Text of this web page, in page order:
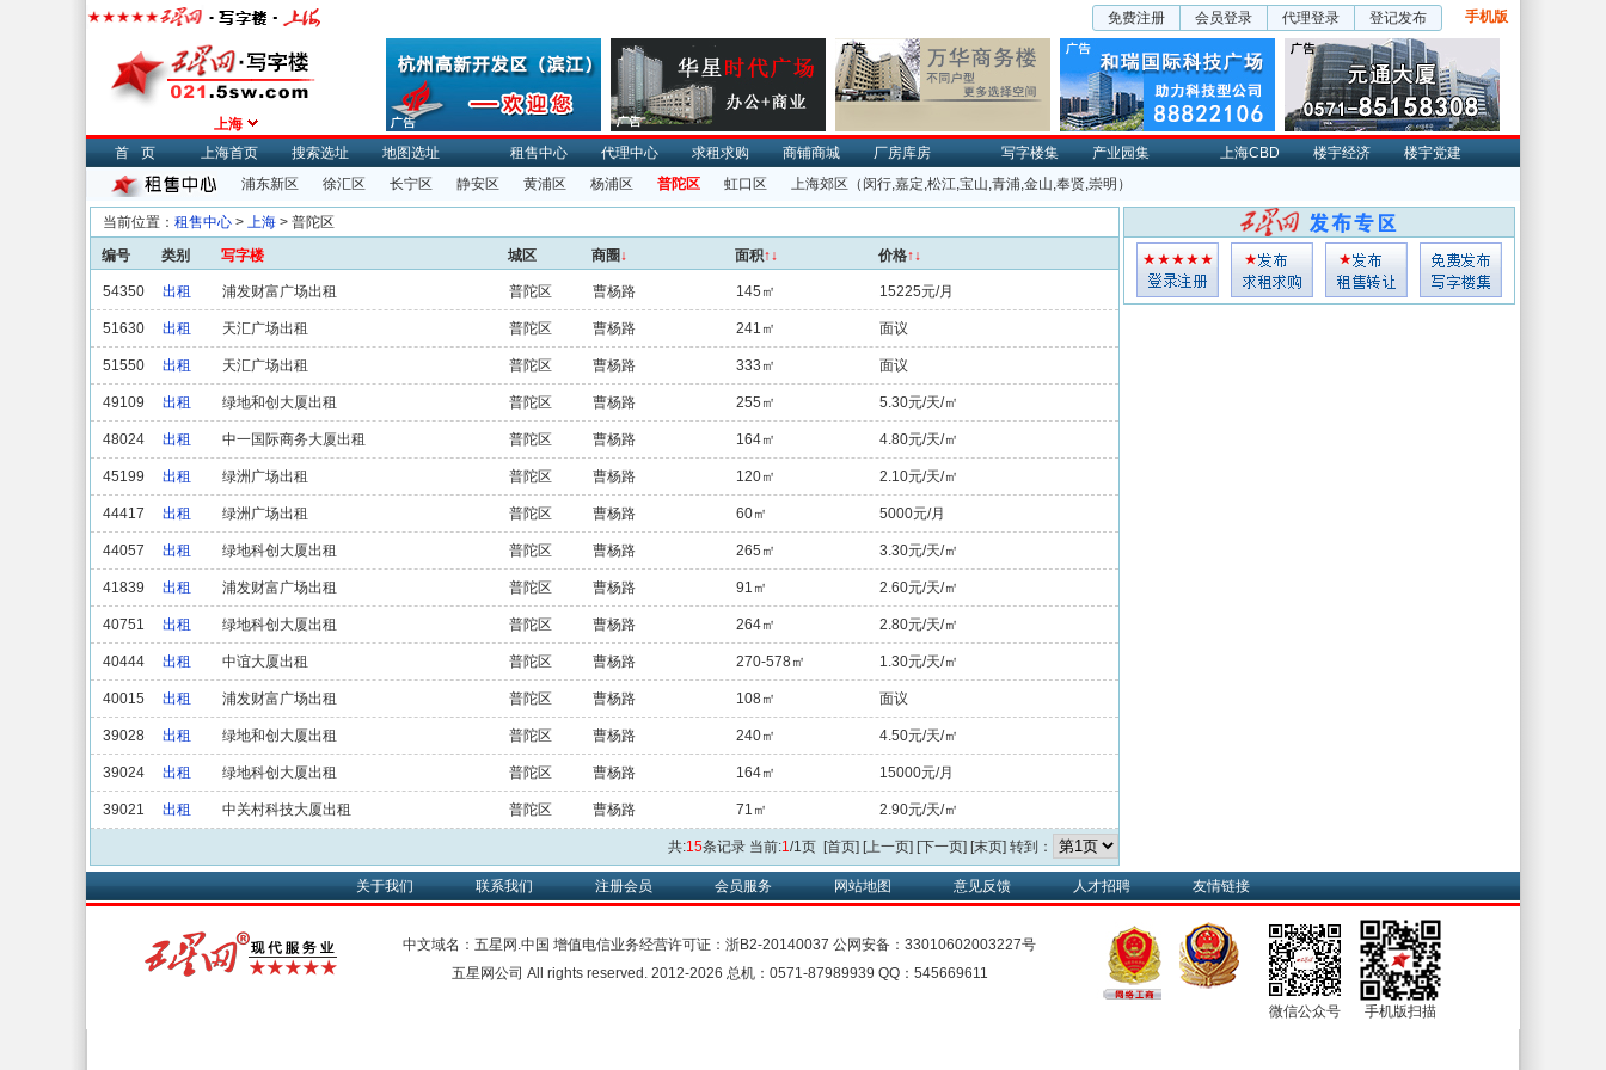
免费注册 会员登录 代理登录 登记发布 手机版
上海
首页
上海首页 搜索选址 地图选址 租售中心 代理中心 求租求购 商铺商城 厂房库房 写字楼集 产业园集 上海CBD 楼宇经济
楼宇党建
浦东新区
徐汇区 长宁区 静安区 黄浦区 杨浦区 普陀区 虹口区 上海郊区 （闵行,嘉定,松江,宝山,青浦,金山,奉贤,崇明）
当前位置： 租售中心 > 上海 > 普陀区
编号
类别 写字楼 城区 商圈↓ 面积↑↓ 价格↑↓
54350 出租 浦发财富广场出租 普陀区 曹杨路 145㎡ 15225元/月
51630 出租 天汇广场出租 普陀区 曹杨路 241㎡ 面议
51550 出租 天汇广场出租 普陀区 曹杨路 333㎡ 面议
49109 出租 绿地和创大厦出租 普陀区 曹杨路 255㎡ 5.30元/天/㎡
48024 出租 中一国际商务大厦出租 普陀区 曹杨路 164㎡ 4.80元/天/㎡
45199 出租 绿洲广场出租 普陀区 曹杨路 120㎡ 2.10元/天/㎡
44417 出租 绿洲广场出租 普陀区 曹杨路 60㎡ 5000元/月
44057 出租 绿地科创大厦出租 普陀区 曹杨路 265㎡ 3.30元/天/㎡
41839 出租 浦发财富广场出租 普陀区 曹杨路 91㎡ 2.60元/天/㎡
40751 出租 绿地科创大厦出租 普陀区 曹杨路 264㎡ 2.80元/天/㎡
40444 出租 中谊大厦出租 普陀区 曹杨路 270-578㎡ 1.30元/天/㎡
40015 出租 浦发财富广场出租 普陀区 曹杨路 108㎡ 面议
39028 出租 绿地和创大厦出租 普陀区 曹杨路 240㎡ 4.50元/天/㎡
39024 出租 绿地科创大厦出租 普陀区 曹杨路 164㎡ 15000元/月
39021 出租 中关村科技大厦出租 普陀区 曹杨路 71㎡ 2.90元/天/㎡
共:15条记录 当前:1/1页 [首页] [上一页] [下一页] [末页] 转到：
关于我们 联系我们 注册会员 会员服务 网站地图 意见反馈 人才招聘 友情链接
中文域名：五星网.中国 增值电信业务经营许可证： 浙B2-20140037 公网安备： 33010602003227号
五星网公司 All rights reserved. 2012-2026 总机：0571-87989939 QQ：545669611
微信公众号 手机版扫描